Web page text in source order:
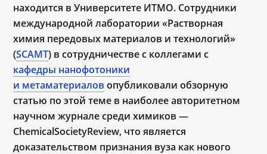
находится в Университете ИТМО. Сотрудники
международной лаборатории «Растворная
химия передовых материалов и технологий»
(SCAMT) в сотрудничестве с коллегами с
кафедры нанофотоники
и метаматериалов опубликовали обзорную
статью по этой теме в наиболее авторитетном
научном журнале среди химиков —
ChemicalSocietyReview, что является
доказательством признания вуза как нового